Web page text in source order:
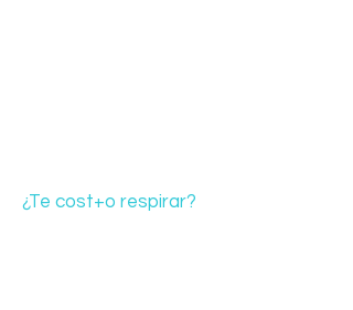
¿Te cost+o respirar?